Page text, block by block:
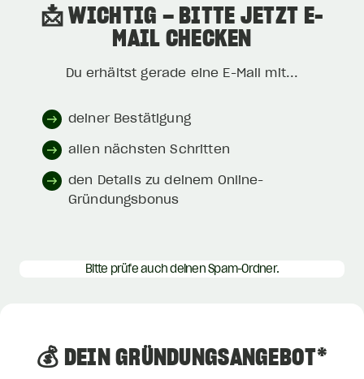
📩 WICHTIG – BITTE JETZT E-
MAIL CHECKEN
Du erhältst gerade eine E-Mail mit...
deiner Bestätigung
allen nächsten Schritten
den Details zu deinem Online-
Gründungsbonus
Bitte prüfe auch deinen Spam-Ordner.
💰 DEIN GRÜNDUNGSANGEBOT*